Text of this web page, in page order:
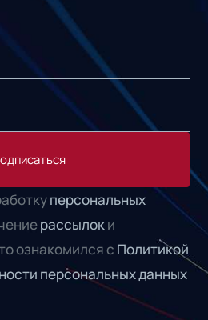
персональных
рассылоки
ознакомился с Политикой
персональных данных